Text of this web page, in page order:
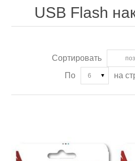
USB Flash
Сортировать
По 6 на